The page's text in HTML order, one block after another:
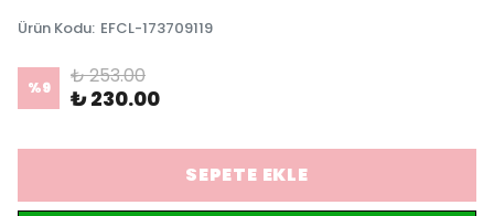
Ürün Kodu: EFCL-173709119
%9 ₺ 253.00
₺ 230.00
SEPETE EKLE